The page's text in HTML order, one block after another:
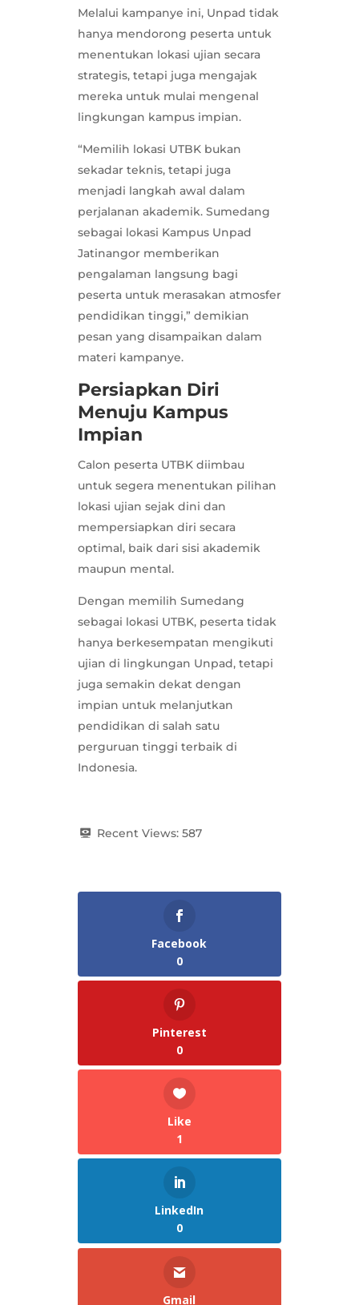
Melalui kampanye ini, Unpad tidak
hanya mendorong peserta untuk
menentukan lokasi ujian secara
strategis, tetapi juga mengajak
mereka untuk mulai mengenal
lingkungan kampus impian.
“Memilih lokasi UTBK bukan
sekadar teknis, tetapi juga
menjadi langkah awal dalam
perjalanan akademik. Sumedang
sebagai lokasi Kampus Unpad
Jatinangor memberikan
pengalaman langsung bagi
peserta untuk merasakan atmosfer
pendidikan tinggi,” demikian
pesan yang disampaikan dalam
materi kampanye.
Persiapkan Diri
Menuju Kampus
Impian
Calon peserta UTBK diimbau
untuk segera menentukan pilihan
lokasi ujian sejak dini dan
mempersiapkan diri secara
optimal, baik dari sisi akademik
maupun mental.
Dengan memilih Sumedang
sebagai lokasi UTBK, peserta tidak
hanya berkesempatan mengikuti
ujian di lingkungan Unpad, tetapi
juga semakin dekat dengan
impian untuk melanjutkan
pendidikan di salah satu
perguruan tinggi terbaik di
Indonesia.
Recent Views: 587
Facebook
0
Pinterest
0
Like
1
LinkedIn
0
Gmail